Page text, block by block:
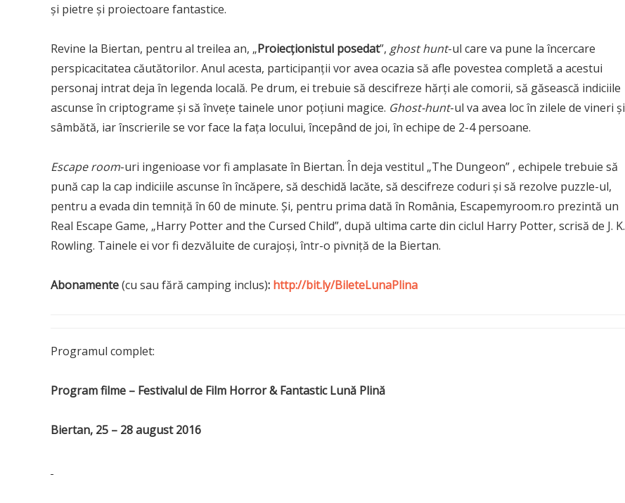
și pietre și proiectoare fantastice.
Revine la Biertan, pentru al treilea an, „Proiecționistul posedat”, ghost hunt-ul care va pune la încercare
perspicacitatea căutătorilor. Anul acesta, participanții vor avea ocazia să afle povestea completă a acestui
personaj intrat deja în legenda locală. Pe drum, ei trebuie să descifreze hărți ale comorii, să găsească indiciile
ascunse în criptograme și să învețe tainele unor poțiuni magice. Ghost-hunt-ul va avea loc în zilele de vineri și
sâmbătă, iar înscrierile se vor face la fața locului, începând de joi, în echipe de 2-4 persoane.
Escape room-uri ingenioase vor fi amplasate în Biertan. În deja vestitul „The Dungeon” , echipele trebuie să
pună cap la cap indiciile ascunse în încăpere, să deschidă lacăte, să descifreze coduri și să rezolve puzzle-ul,
pentru a evada din temniță în 60 de minute. Și, pentru prima dată în România, Escapemyroom.ro prezintă un
Real Escape Game, „Harry Potter and the Cursed Child”, după ultima carte din ciclul Harry Potter, scrisă de J. K.
Rowling. Tainele ei vor fi dezvăluite de curajoși, într-o pivniță de la Biertan.
Abonamente(cu sau fără camping inclus): http://bit.ly/BileteLunaPlina
Programul complet:
Programfilme – Festivalul de Film Horror&Fantastic Lună Plină
Biertan, 25 – 28 august2016